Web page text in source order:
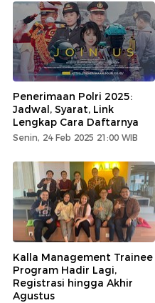
Penerimaan Polri 2025:
Jadwal, Syarat, Link
Lengkap Cara Daftarnya
Senin, 24 Feb 2025 21:00 WIB
Kalla Management Trainee
Program Hadir Lagi,
Registrasi hingga Akhir
Agustus